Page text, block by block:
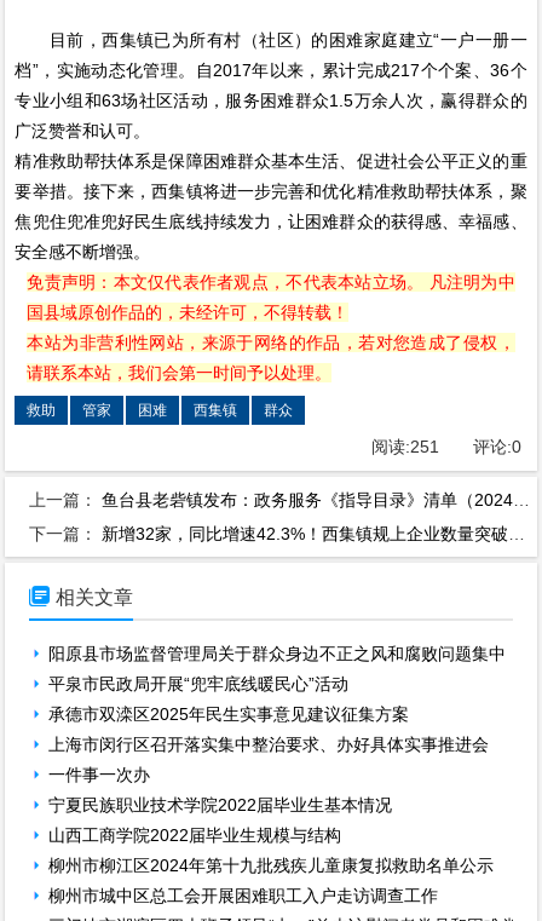
目前，西集镇已为所有村（社区）的困难家庭建立“一户一册一
档”，实施动态化管理。自2017年以来，累计完成217个个案、36个
专业小组和63场社区活动，服务困难群众1.5万余人次，赢得群众的
广泛赞誉和认可。
精准救助帮扶体系是保障困难群众基本生活、促进社会公平正义的重
要举措。接下来，西集镇将进一步完善和优化精准救助帮扶体系，聚
焦兜住兜准兜好民生底线持续发力，让困难群众的获得感、幸福感、
安全感不断增强。
免责声明：本文仅代表作者观点，不代表本站立场。 凡注明为中
国县域原创作品的，未经许可，不得转载！
本站为非营利性网站，来源于网络的作品，若对您造成了侵权，
请联系本站，我们会第一时间予以处理。
救助 管家 困难 西集镇 群众
阅读:251 评论:0
上一篇：鱼台县老砦镇发布：政务服务《指导目录》清单（2024年版）
下一篇： 新增32家，同比增速42.3%！西集镇规上企业数量突破百家
 相关文章
阳原县市场监督管理局关于群众身边不正之风和腐败问题集中
平泉市民政局开展“兜牢底线暖民心”活动
承德市双滦区2025年民生实事意见建议征集方案
上海市闵行区召开落实集中整治要求、办好具体实事推进会
一件事一次办
宁夏民族职业技术学院2022届毕业生基本情况
山西工商学院2022届毕业生规模与结构
柳州市柳江区2024年第十九批残疾儿童康复拟救助名单公示
柳州市城中区总工会开展困难职工入户走访调查工作